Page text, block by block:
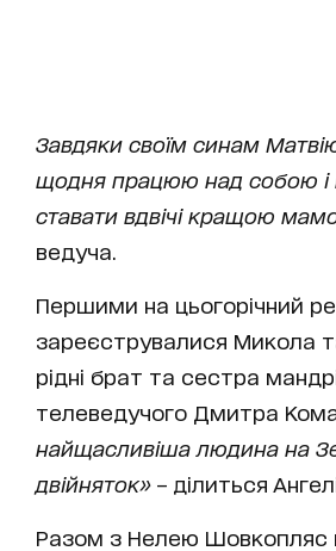
Завдяки своїм синам
щодня працюю над собою і
ставати вдвічі кращою
ведуча.
Першими на цьогорічний
зареєструвалися Микола
рідні брат та сестра
телеведучого Дмитра
найщасливіша людина на
двійняток» – ділиться
Разом з Нелею Шовкопляс